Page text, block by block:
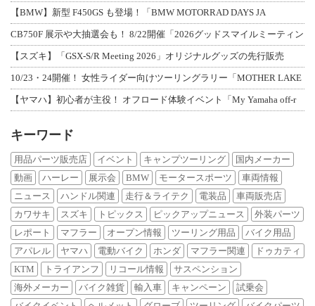
【BMW】新型 F450GS も登場！「BMW MOTORRAD DAYS JA
CB750F 展示や大抽選会も！ 8/22開催「2026グッドスマイルミーティン
【スズキ】「GSX-S/R Meeting 2026」オリジナルグッズの先行販売
10/23・24開催！ 女性ライダー向けツーリングラリー「MOTHER LAKE
【ヤマハ】初心者が主役！ オフロード体験イベント「My Yamaha off-r
キーワード
用品パーツ販売店 イベント キャンプツーリング
国内メーカー
動画
ハーレー 展示会 BMW モータースポーツ
車両情報
ニュース
ハンドル関連 走行＆ライテク 電装品
車両販売店
カワサキ
スズキ トピックス ピックアップニュース
外装パーツ
レポート
マフラー オープン情報 ツーリング用品
バイク用品
アパレル
ヤマハ 電動バイク ホンダ マフラー関連
ドゥカティ
KTM
トライアンフ リコール情報
サスペンション
海外メーカー
バイク雑貨 輸入車 キャンペーン
試乗会